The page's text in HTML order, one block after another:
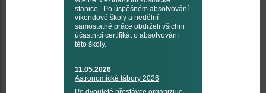
stanice. Po úspěšném absolvování
víkendové školy a nedělní
samostatné práce obdrželi všichni
účastníci certifikát o absolvování
této školy.
11.05.2026
Astronomické tábory 2026